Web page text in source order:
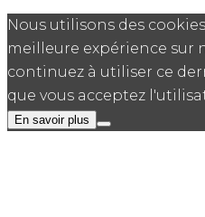
Nous utilisons des
meilleure expérience sur
continuez à utiliser ce
que vous acceptez
En savoir plus